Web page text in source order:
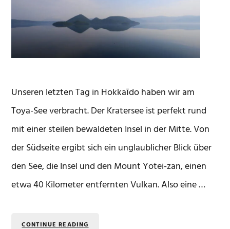
Unseren letzten Tag in Hokkaīdo haben wir am
Toya-See verbracht. Der Kratersee ist perfekt rund
mit einer steilen bewaldeten Insel in der Mitte. Von
der Südseite ergibt sich ein unglaublicher Blick über
den See, die Insel und den Mount Yotei-zan, einen
etwa 40 Kilometer entfernten Vulkan. Also eine …
CONTINUE READING